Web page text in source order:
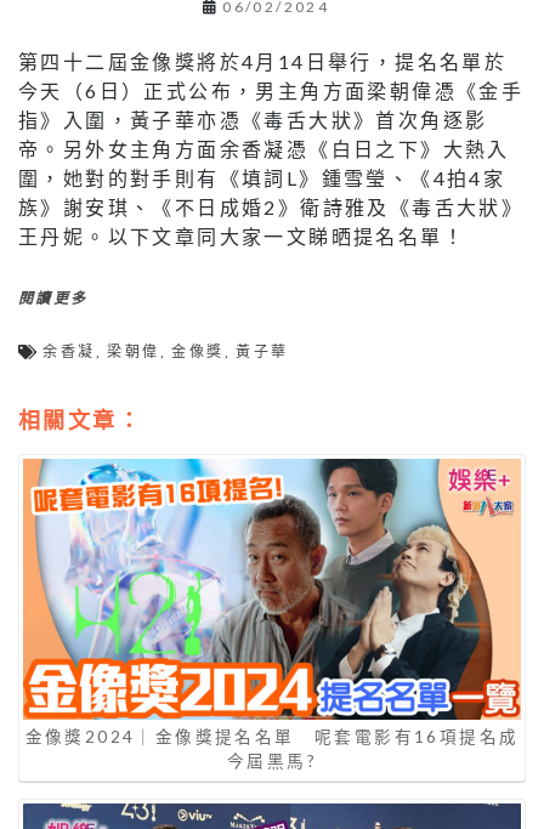
06/02/2024
第四十二屆金像獎將於4月14日舉行，提名名單於
今天（6日）正式公布，男主角方面梁朝偉憑《金手
指》入圍，黃子華亦憑《毒舌大狀》首次角逐影
帝。另外女主角方面余香凝憑《白日之下》大熱入
圍，她對的對手則有《填詞L》鍾雪瑩、《4拍4家
族》謝安琪、《不日成婚2》衛詩雅及《毒舌大狀》
王丹妮。以下文章同大家一文睇晒提名名單！
閱讀更多
余香凝 ,梁朝偉 ,金像獎 ,黃子華
相關文章：
金像獎2024｜金像獎提名名單 呢套電影有16項提名成
今屆黑馬?